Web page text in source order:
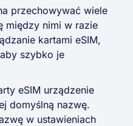
przechowywać wiele
między nimi w razie
kartami eSIM,
szybko je
eSIM urządzenie
domyślną nazwę.
w ustawieniach